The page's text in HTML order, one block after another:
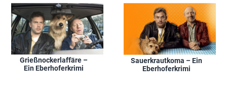
Grießnockerlaffäre –
Ein Eberhoferkrimi
Sauerkrautkoma – Ein
Eberhoferkrimi